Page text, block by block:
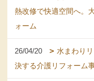
熱改修で快適空間へ。
ォーム
26/04/20
水まわり
決する介護リフォーム